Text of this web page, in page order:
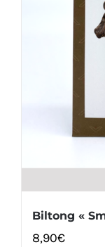
Biltong «
8,90€